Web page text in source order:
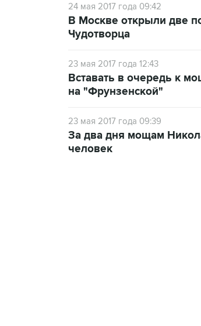
24 мая 2017 года 09:42
В Москве открыли две
Чудотворца
23 мая 2017 года 12:43
Вставать в очередь к
на "Фрунзенской"
23 мая 2017 года 09:39
За два дня мощам
человек